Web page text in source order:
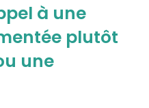
à une
plutôt
une